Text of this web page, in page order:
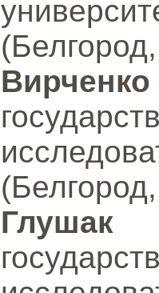
Глушак